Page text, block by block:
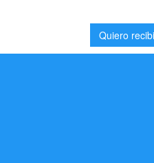
labores de instalación de fibra
del casco